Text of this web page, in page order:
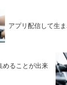
アプリ配信して生
めることが出来